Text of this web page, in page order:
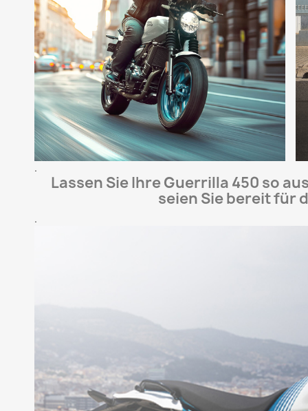
.
Lassen Sie Ihre Guerrilla 450 so
seien Sie bereit für
.